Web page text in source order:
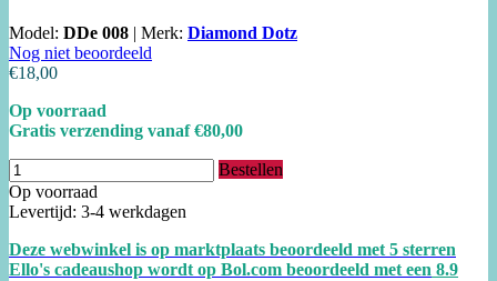
Model: DDe 008 | Merk: Diamond Dotz
Nog niet beoordeeld
€18,00
Op voorraad
Gratis verzending vanaf €80,00
Bestellen
Op voorraad
Levertijd: 3-4 werkdagen
Deze webwinkel is op marktplaats beoordeeld met 5 sterren
Ello's cadeaushop wordt op Bol.com beoordeeld met een 8.9